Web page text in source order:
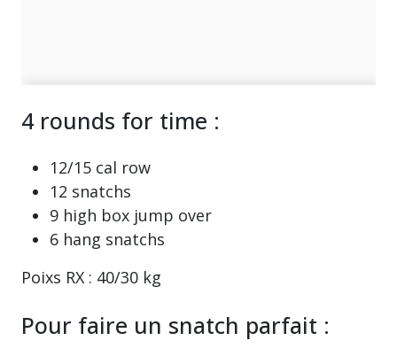
4 rounds for time :
12/15 cal row
12 snatchs
9 high box jump over
6 hang snatchs
Poixs RX : 40/30 kg
Pour faire un snatch parfait :